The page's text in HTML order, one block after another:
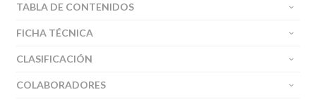
TABLA DE CONTENIDOS
FICHA TÉCNICA
CLASIFICACIÓN
COLABORADORES